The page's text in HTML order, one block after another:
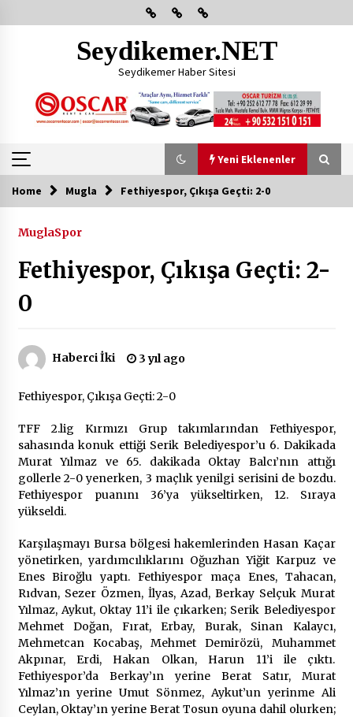
to
Seydikemer.NET
Seydikemer Haber Sitesi
Yeni Eklenenler
Yeni Eklenenler
2 ay ago
Çevre Bilinci Sahneye Taşınıyor: Çocuklardan
“Temiz Fethiye” Oyunu
9 Günde 119 Acil Olaya Müdahale Edildi
2 ay ago
TOPLANTISI GERÇEKLEŞTİRİLDİ
2 ay ago
HAYIRSEVER DİNÇER AKYALI’DAN EĞİTİME
DESTEK
2 ay ago
Mobil Tekerlekli Sandalye Tamir Aracı Engelsiz
Muğla İçin Yollarda
2 ay ago
Home Mugla Fethiyespor, Çıkışa Geçti: 2-0
MuglaSpor
Fethiyespor, Çıkışa Geçti: 2-
0
Haberci İki 3 yıl ago
Fethiyespor, Çıkışa Geçti: 2-0
TFF 2.lig Kırmızı Grup takımlarından Fethiyespor,
sahasında konuk ettiği Serik Belediyespor’u 6. Dakikada
Murat Yılmaz ve 65. dakikada Oktay Balcı’nın attığı
gollerle 2-0 yenerken, 3 maçlık yenilgi serisini de bozdu.
Fethiyespor puanını 36’ya yükseltirken, 12. Sıraya
yükseldi.
Karşılaşmayı Bursa bölgesi hakemlerinden Hasan Kaçar
yönetirken, yardımcılıklarını Oğuzhan Yiğit Karpuz ve
Enes Biroğlu yaptı. Fethiyespor maça Enes, Tahacan,
Rıdvan, Sezer Özmen, İlyas, Azad, Berkay Selçuk Murat
Yılmaz, Aykut, Oktay 11’i ile çıkarken; Serik Belediyespor
Mehmet Doğan, Fırat, Erbay, Burak, Sinan Kalaycı,
Mehmetcan Kocabaş, Mehmet Demirözü, Muhammet
Akpınar, Erdi, Hakan Olkan, Harun 11’i ile çıktı.
Fethiyespor’da Berkay’ın yerine Berat Satır, Murat
Yılmaz’ın yerine Umut Sönmez, Aykut’un yerinme Ali
Ceylan, Oktay’ın yerine Berat Tosun oyuna dahil olurken;